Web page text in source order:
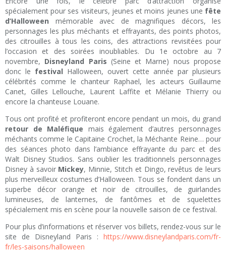
spécialement pour ses visiteurs, jeunes et moins jeunes une fête
d’Halloween mémorable avec de magnifiques décors, les
personnages les plus méchants et effrayants, des points photos,
des citrouilles à tous les coins, des attractions revisitées pour
l’occasion et des soirées inoubliables. Du 1e octobre au 7
novembre, Disneyland Paris (Seine et Marne) nous propose
donc le festival Halloween, ouvert cette année par plusieurs
célébrités comme le chanteur Raphael, les acteurs Guillaume
Canet, Gilles Lellouche, Laurent Laffite et Mélanie Thierry ou
encore la chanteuse Louane.
Tous ont profité et profiteront encore pendant un mois, du grand
retour de Maléfique mais également d’autres personnages
méchants comme le Capitaine Crochet, la Méchante Reine… pour
des séances photo dans l’ambiance effrayante du parc et des
Walt Disney Studios. Sans oublier les traditionnels personnages
Disney à savoir Mickey, Minnie, Stitch et Dingo, revêtus de leurs
plus merveilleux costumes d’Halloween. Tous se fondent dans un
superbe décor orange et noir de citrouilles, de guirlandes
lumineuses, de lanternes, de fantômes et de squelettes
spécialement mis en scène pour la nouvelle saison de ce festival.
Pour plus d’informations et réserver vos billets, rendez-vous sur le
site de Disneyland Paris : https://www.disneylandparis.com/fr-
fr/les-saisons/halloween